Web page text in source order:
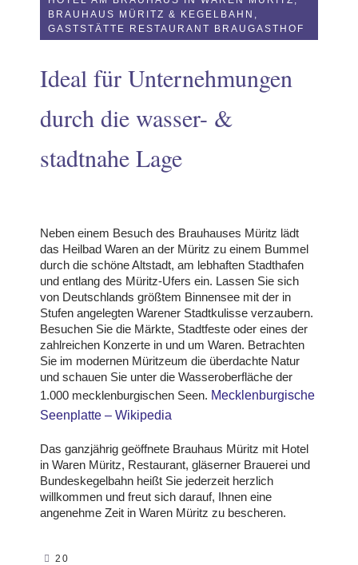
BRAUHAUS MÜRITZ & KEGELBAHN,
GASTSTÄTTE RESTAURANT BRAUGASTHOF
Ideal für Unternehmungen
durch die wasser- &
stadtnahe Lage
Neben einem Besuch des Brauhauses Müritz lädt
das Heilbad Waren an der Müritz zu einem Bummel
durch die schöne Altstadt, am lebhaften Stadthafen
und entlang des Müritz-Ufers ein. Lassen Sie sich
von Deutschlands größtem Binnensee mit der in
Stufen angelegten Warener Stadtkulisse verzaubern.
Besuchen Sie die Märkte, Stadtfeste oder eines der
zahlreichen Konzerte in und um Waren. Betrachten
Sie im modernen Müritzeum die überdachte Natur
und schauen Sie unter die Wasseroberfläche der
1.000 mecklenburgischen Seen. Mecklenburgische
Seenplatte – Wikipedia
Das ganzjährig geöffnete Brauhaus Müritz mit Hotel
in Waren Müritz, Restaurant, gläserner Brauerei und
Bundeskegelbahn heißt Sie jederzeit herzlich
willkommen und freut sich darauf, Ihnen eine
angenehme Zeit in Waren Müritz zu bescheren.
20